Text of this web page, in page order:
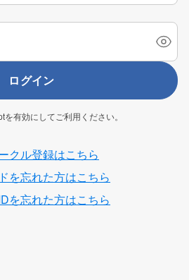
ログイン
有効にしてご利用ください。
クル登録はこちら
を忘れた方はこちら
を忘れた方はこちら